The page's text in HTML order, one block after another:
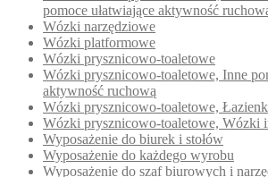
pomoce ułatwiające aktywność
Wózki narzędziowe
Wózki platformowe
Wózki prysznicowo-toaletowe
Wózki prysznicowo-toaletowe, Inne
aktywność ruchową
Wózki prysznicowo-toaletowe,
Wózki prysznicowo-toaletowe, Wózki
Wyposażenie do biurek i stołów
Wyposażenie do każdego wyrobu
Wyposażenie do szaf biurowych i